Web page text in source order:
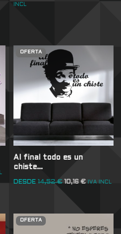
INCL
OFERTA
Al final todo es un
chiste…
DESDE 14,52€ 10,16€ IVA INCL
OFERTA